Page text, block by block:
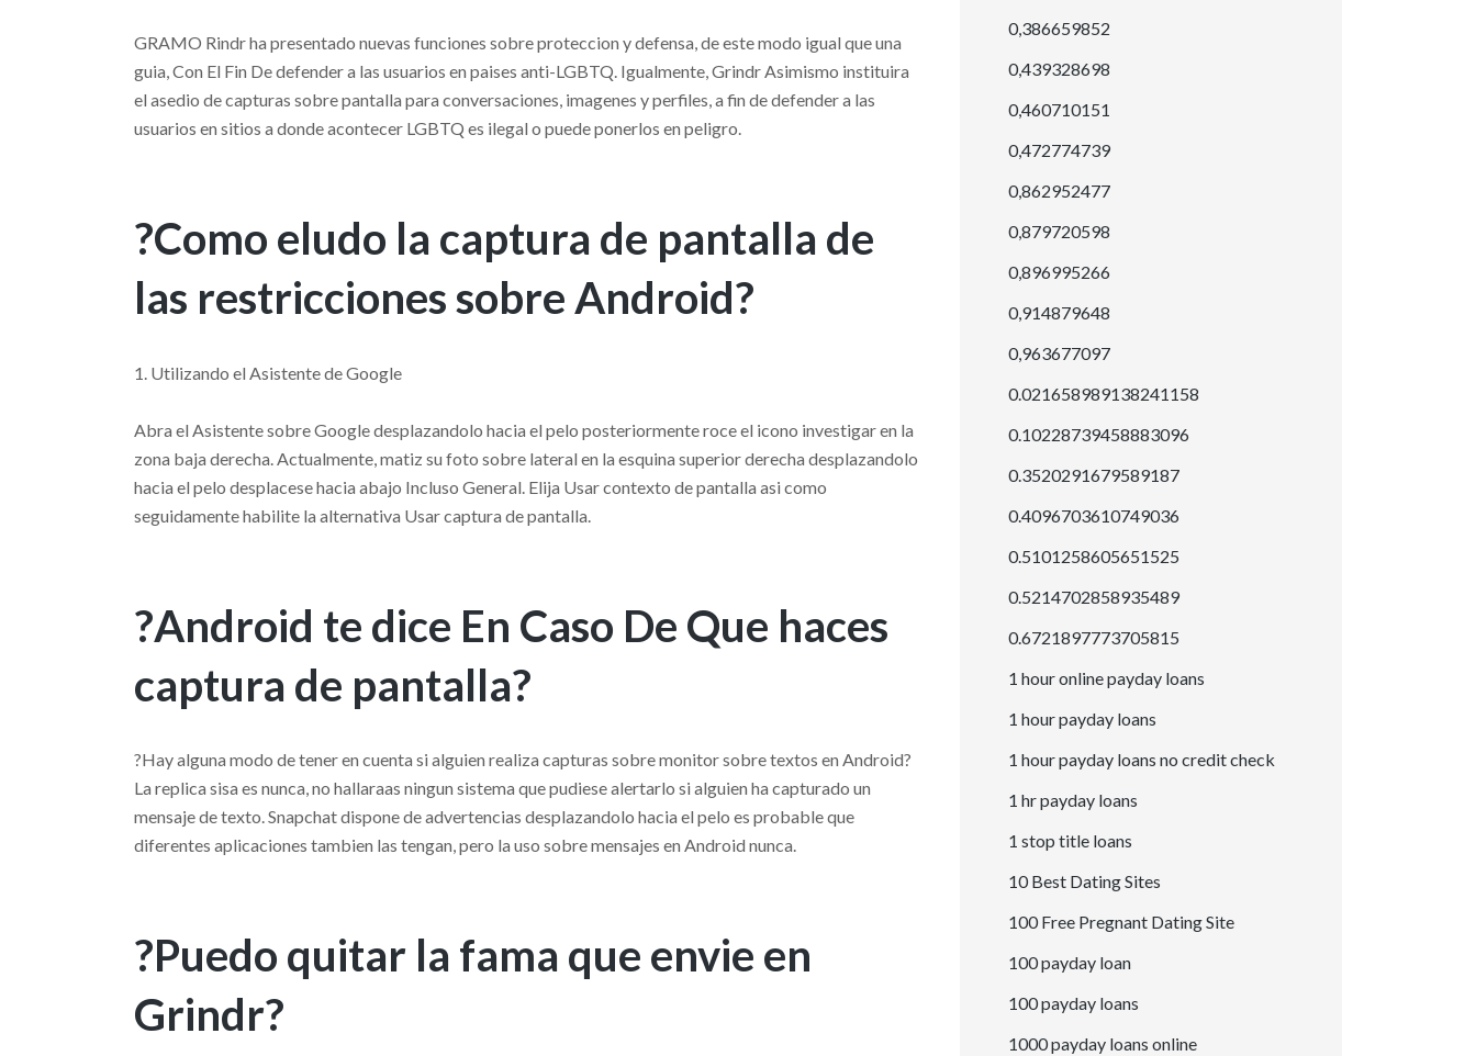
GRAMO Rindr ha presentado nuevas funciones sobre proteccion y defensa, de este modo igual que una
guia, Con El Fin De defender a las usuarios en paises anti-LGBTQ. Igualmente, Grindr Asimismo instituira
el asedio de capturas sobre pantalla para conversaciones, imagenes y perfiles, a fin de defender a las
usuarios en sitios a donde acontecer LGBTQ es ilegal o puede ponerlos en peligro.
?Como eludo la captura de pantalla de
las restricciones sobre Android?
1. Utilizando el Asistente de Google
Abra el Asistente sobre Google desplazandolo hacia el pelo posteriormente roce el icono investigar en la
zona baja derecha. Actualmente, matiz su foto sobre lateral en la esquina superior derecha desplazandolo
hacia el pelo desplacese hacia abajo Incluso General. Elija Usar contexto de pantalla asi­ como
seguidamente habilite la alternativa Usar captura de pantalla.
?Android te dice En Caso De Que haces
captura de pantalla?
?Hay alguna modo de tener en cuenta si alguien realiza capturas sobre monitor sobre textos en Android?
La replica sisa es nunca, no hallaraas ningun sistema que pudiese alertarlo si alguien ha capturado un
mensaje de texto. Snapchat dispone de advertencias desplazandolo hacia el pelo es probable que
diferentes aplicaciones tambien las tengan, pero la uso sobre mensajes en Android nunca.
?Puedo quitar la fama que envie en
Grindr?
0,386659852
0,439328698
0,460710151
0,472774739
0,862952477
0,879720598
0,896995266
0,914879648
0,963677097
0.021658989138241158
0.10228739458883096
0.3520291679589187
0.4096703610749036
0.5101258605651525
0.5214702858935489
0.6721897773705815
1 hour online payday loans
1 hour payday loans
1 hour payday loans no credit check
1 hr payday loans
1 stop title loans
10 Best Dating Sites
100 Free Pregnant Dating Site
100 payday loan
100 payday loans
1000 payday loans online